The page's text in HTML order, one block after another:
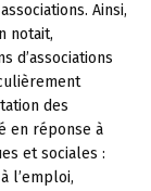
Ainsi,
notait,
d’associations
des
en réponse à
et sociales :
l’emploi,